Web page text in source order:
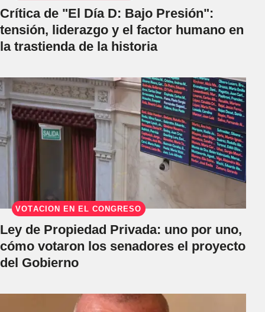
Crítica de "El Día D: Bajo Presión":
tensión, liderazgo y el factor humano en
la trastienda de la historia
VOTACIÓN EN EL CONGRESO
Ley de Propiedad Privada: uno por uno,
cómo votaron los senadores el proyecto
del Gobierno